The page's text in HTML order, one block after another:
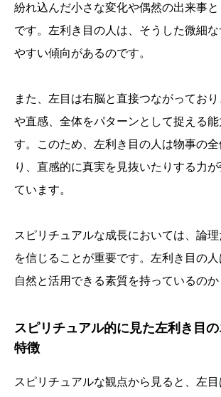
紛れ込んだ小さな変化や偶然の出来事
です。左利き目の人は、そうした微細
やすい傾向があるのです。
また、左目は右脳と直接つながってお
や直感、全体をパターンとして捉える能
す。このため、左利き目の人は物事の
り、直感的に真実を見抜いたりする力
ています。
スピリチュアルな成長においては、論
を信じることが重要です。左利き目の
自然と活用できる素質を持っているのか
スピリチュアル的に見た左利き目
特徴
スピリチュアルな観点から見ると、左